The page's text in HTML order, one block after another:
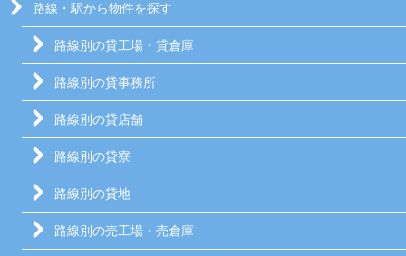
路線・駅から物件を探す
路線別の貸工場・貸倉庫
路線別の貸事務所
路線別の貸店舗
路線別の貸寮
路線別の貸地
路線別の売工場・売倉庫